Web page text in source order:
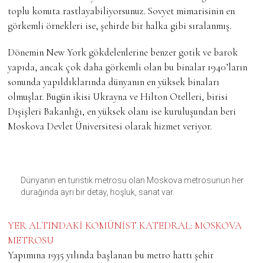
toplu konuta rastlayabiliyorsunuz. Sovyet mimarisinin en
görkemli örnekleri ise, şehirde bir halka gibi sıralanmış.
Dönemin New York gökdelenlerine benzer gotik ve barok
yapıda, ancak çok daha görkemli olan bu binalar 1940’ların
sonunda yapıldıklarında dünyanın en yüksek binaları
olmuşlar. Bugün ikisi Ukrayna ve Hilton Otelleri, birisi
Dışişleri Bakanlığı, en yüksek olanı ise kuruluşundan beri
Moskova Devlet Üniversitesi olarak hizmet veriyor.
Dünyanın en turistik metrosu olan Moskova metrosunun her
durağında ayrı bir detay, hoşluk, sanat var.
YER ALTINDAKİ KOMÜNİST KATEDRAL: MOSKOVA
METROSU
Yapımına 1935 yılında başlanan bu metro hattı şehir